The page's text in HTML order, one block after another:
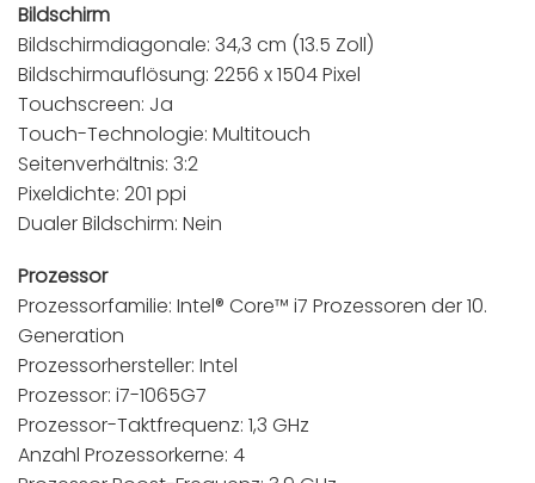
Bildschirm
Bildschirmdiagonale: 34,3 cm (13.5 Zoll)
Bildschirmauflösung: 2256 x 1504 Pixel
Touchscreen: Ja
Touch-Technologie: Multitouch
Seitenverhältnis: 3:2
Pixeldichte: 201 ppi
Dualer Bildschirm: Nein
Prozessor
Prozessorfamilie: Intel® Core™ i7 Prozessoren der 10.
Generation
Prozessorhersteller: Intel
Prozessor: i7-1065G7
Prozessor-Taktfrequenz: 1,3 GHz
Anzahl Prozessorkerne: 4